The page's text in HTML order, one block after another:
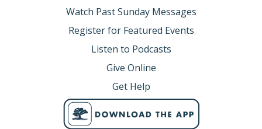
Watch Past Sunday Messages
Register for Featured Events
Listen to Podcasts
Give Online
Get Help